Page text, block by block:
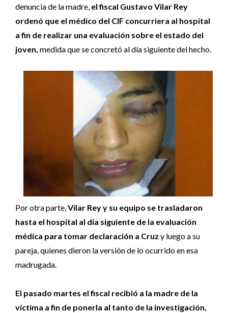
denuncia de la madre, el fiscal Gustavo Vilar Rey
ordenó que el médico del CIF concurriera al hospital
a fin de realizar una evaluación sobre el estado del
joven, medida que se concretó al día siguiente del hecho.
Por otra parte,Vilar Rey y su equipo se trasladaron
hasta el hospital al día siguiente de la evaluación
médica para tomar declaración a Cruz y luego a su
pareja, quienes dieron la versión de lo ocurrido en esa
madrugada.
El pasado martes el fiscal recibió a la madre de la
víctima a fin de ponerla al tanto de la investigación,